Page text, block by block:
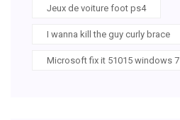
Jeux de voiture foot ps4
I wanna kill the guy curly brace
Microsoft fix it 51015 windows 7